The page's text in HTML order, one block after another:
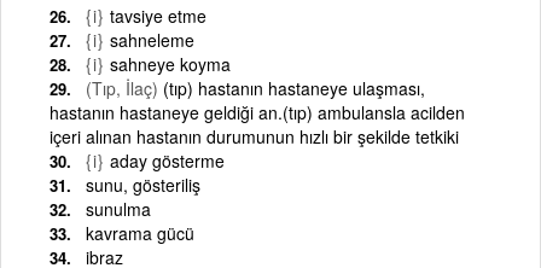
{i} tavsiye etme
{i} sahneleme
{i} sahneye koyma
(Tıp, İlaç) (tıp) hastanın hastaneye ulaşması,
hastanın hastaneye geldiği an.(tıp) ambulansla acilden
içeri alınan hastanın durumunun hızlı bir şekilde tetkiki
{i} aday gösterme
sunu, gösteriliş
sunulma
kavrama gücü
ibraz